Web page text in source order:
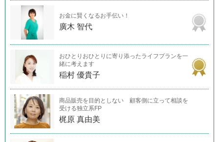
お金に賢くなるお手伝い！
廣木 智代
おひとりおひとりに寄り添ったライフプランを一
緒に考えます
稲村 優貴子
商品販売を目的としない 顧客側に立って相談を
受ける独立系FP
梶原 真由美